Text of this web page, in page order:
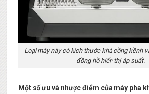
Loại máy này có kích thước khá cồng kềnh
đồng hồ hiển thị áp suất.
Một số ưu và nhược điểm của máy pha